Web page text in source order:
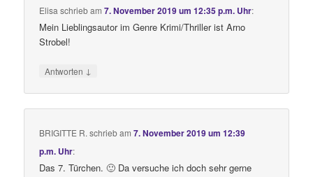
Elisa schriebam7. November 2019 um 12:35 p.m. Uhr:
Mein Lieblingsautor im Genre Krimi/Thriller ist Arno
Strobel!
Antworten ↓
BRIGITTE R. schriebam7. November 2019 um 12:39
p.m. Uhr:
Das 7. Türchen. 🙂 Da versuche ich doch sehr gerne